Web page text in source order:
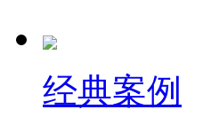
经典案例